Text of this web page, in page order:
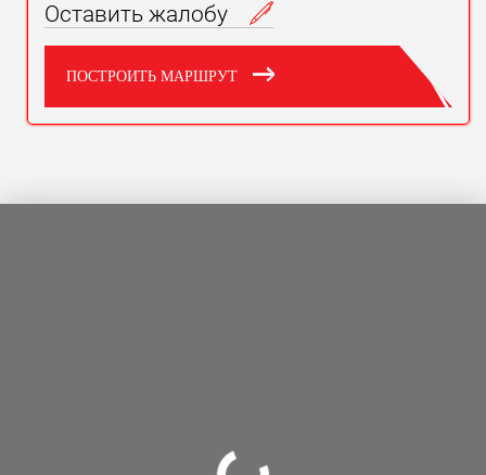
Оставить жалобу
ПОСТРОИТЬ МАРШРУТ